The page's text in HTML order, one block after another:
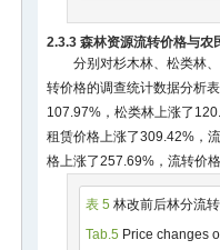
2.3.3 森林资源流转价格与农
分别对杉木林、松类林
转价格的调查统计数据分析
107.97%，松类林上涨了
租赁价格上涨了309.42%，
格上涨了257.69%，流转价
表 5 林改前后林分流
Tab.5 Price changes